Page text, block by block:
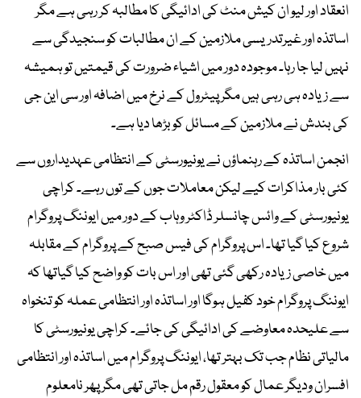
انعقاد اور لیو ان کیش منٹ کی ادائیگی کا مطالبہ کر رہی ہے مگر
اساتذہ اور غیرتدریسی ملازمین کے ان مطالبات کو سنجیدگی سے
نہیں لیا جا رہا۔ موجودہ دور میں اشیاء ضرورت کی قیمتیں تو ہمیشہ
سے زیادہ ہی رہی ہیں مگر پیٹرول کے نرخ میں اضافہ اور سی این جی
کی بندش نے ملازمین کے مسائل کو بڑھا دیا ہے۔
انجمن اساتذہ کے رہنماؤں نے یونیورسٹی کے انتظامی عہدیداروں سے
کئی بار مذاکرات کیے لیکن معاملات جوں کے توں رہے۔ کراچی
یونیورسٹی کے وائس چانسلر ڈاکٹر وہاب کے دور میں ایوننگ پروگرام
شروع کیا گیا تھا۔ اس پروگرام کی فیس صبح کے پروگرام کے مقابلہ
میں خاصی زیادہ رکھی گئی تھی اور اس بات کو واضح کیا گیاتھا کہ
ایوننگ پروگرام خود کفیل ہوگا اور اساتذہ اور انتظامی عملہ کو تنخواہ
سے علیحدہ معاوضے کی ادائیگی کی جائے۔ کراچی یونیورسٹی کا
مالیاتی نظام جب تک بہتر تھا، ایوننگ پروگرام میں اساتذہ اور انتظامی
افسران ودیگر عمال کو معقول رقم مل جاتی تھی مگر پھر نامعلوم